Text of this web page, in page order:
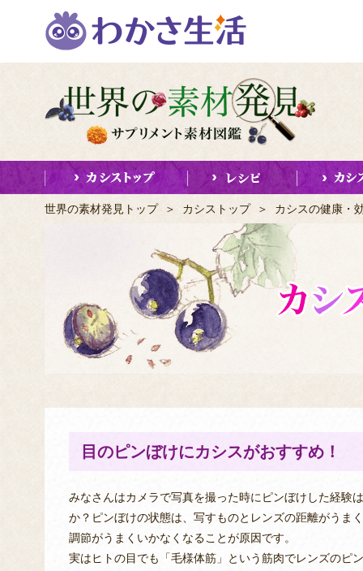
世界の素材発見トップ＞ カシストップ＞ カシスの健康・
目のピンぼけにカシスがおすすめ！
みなさんはカメラで写真を撮った時にピンぼけした経験
か？ピンぼけの状態は、写すものとレンズの距離がうま
調節がうまくいかなくなることが原因です。
実はヒトの目でも「毛様体筋」という筋肉でレンズのピ